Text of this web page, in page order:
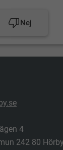
Nej
4
242 80 Hörby